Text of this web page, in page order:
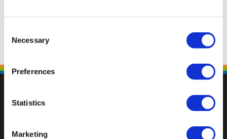
Selection
Necessary
Preferences
Statistics
Marketing
Fallen Sie mit einzigartigen